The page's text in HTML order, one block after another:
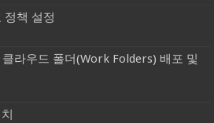
정책 설정
라우드 폴더(Work Folders) 배포 및